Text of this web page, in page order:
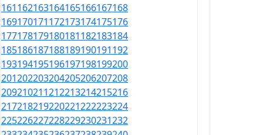
161162163164165166167168
169170171172173174175176
177178179180181182183184
185186187188189190191192
193194195196197198199200
201202203204205206207208
209210211212213214215216
217218219220221222223224
225226227228229230231232